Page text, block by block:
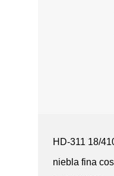
HD-311 18/
niebla fina